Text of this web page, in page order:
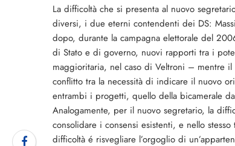
La difficoltà che si presenta al nuovo
diversi, i due eterni contendenti dei DS:
dopo, durante la campagna elettorale del
di Stato e di governo, nuovi rapporti tra i
maggioritaria, nel caso di Veltroni – mentre
conflitto tra la necessità di indicare il nuovo
entrambi i progetti, quello della bicamerale
Analogamente, per il nuovo segretario, la
consolidare i consensi esistenti, e nello
difficoltà é risvegliare l’orgoglio di